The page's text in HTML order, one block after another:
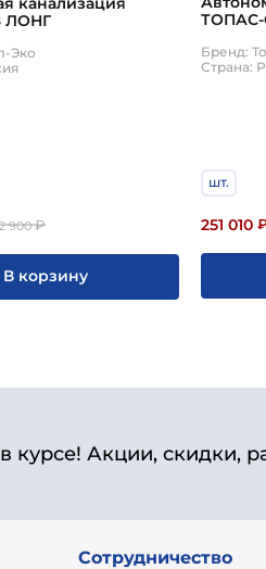
ЛОНГ
Эко
900₽
В корзину
ТОПАС-
Бренд:
Страна:
шт.
251 010
курсе! Акции, скидки,
Сотрудничество